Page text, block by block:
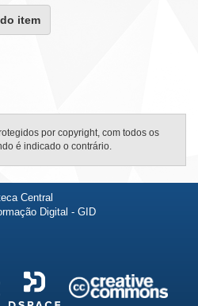
item
por copyright, com todos os
é indicado o contrário.
Central
Digital - GID